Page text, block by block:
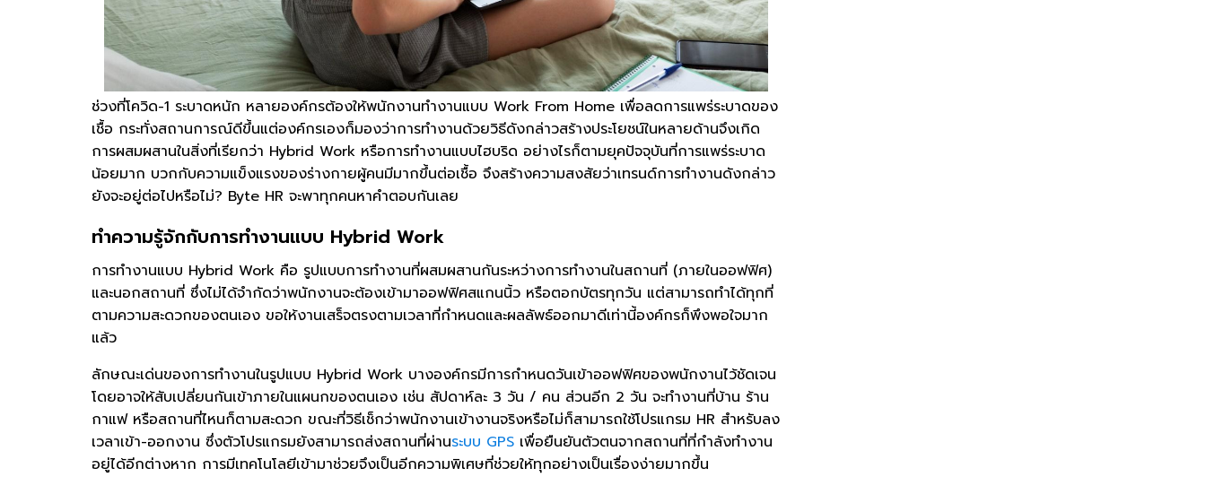
ช่วงที่โควิด-1 ระบาดหนัก หลายองค์กรต้องให้พนักงานทำงานแบบ Work From Home เพื่อลดการแพร่ระบาดของ
เชื้อ กระทั่งสถานการณ์ดีขึ้นแต่องค์กรเองก็มองว่าการทำงานด้วยวิธีดังกล่าวสร้างประโยชน์ในหลายด้านจึงเกิด
การผสมผสานในสิ่งที่เรียกว่า Hybrid Work หรือการทำงานแบบไฮบริด อย่างไรก็ตามยุคปัจจุบันที่การแพร่ระบาด
น้อยมาก บวกกับความแข็งแรงของร่างกายผู้คนมีมากขึ้นต่อเชื้อ จึงสร้างความสงสัยว่าเทรนด์การทำงานดังกล่าว
ยังจะอยู่ต่อไปหรือไม่? Byte HR จะพาทุกคนหาคำตอบกันเลย
ทำความรู้จักกับการทำงานแบบ Hybrid Work
การทำงานแบบ Hybrid Work คือ รูปแบบการทำงานที่ผสมผสานกันระหว่างการทำงานในสถานที่ (ภายในออฟฟิศ)
และนอกสถานที่ ซึ่งไม่ได้จำกัดว่าพนักงานจะต้องเข้ามาออฟฟิศสแกนนิ้ว หรือตอกบัตรทุกวัน แต่สามารถทำได้ทุกที่
ตามความสะดวกของตนเอง ขอให้งานเสร็จตรงตามเวลาที่กำหนดและผลลัพธ์ออกมาดีเท่านี้องค์กรก็พึงพอใจมาก
แล้ว
ลักษณะเด่นของการทำงานในรูปแบบ Hybrid Work บางองค์กรมีการกำหนดวันเข้าออฟฟิศของพนักงานไว้ชัดเจน
โดยอาจให้สับเปลี่ยนกันเข้าภายในแผนกของตนเอง เช่น สัปดาห์ละ 3 วัน / คน ส่วนอีก 2 วัน จะทำงานที่บ้าน ร้าน
กาแฟ หรือสถานที่ไหนก็ตามสะดวก ขณะที่วิธีเช็กว่าพนักงานเข้างานจริงหรือไม่ก็สามารถใช้โปรแกรม HR สำหรับลง
เวลาเข้า-ออกงาน ซึ่งตัวโปรแกรมยังสามารถส่งสถานที่ผ่านระบบ GPS เพื่อยืนยันตัวตนจากสถานที่ที่กำลังทำงาน
อยู่ได้อีกต่างหาก การมีเทคโนโลยีเข้ามาช่วยจึงเป็นอีกความพิเศษที่ช่วยให้ทุกอย่างเป็นเรื่องง่ายมากขึ้น